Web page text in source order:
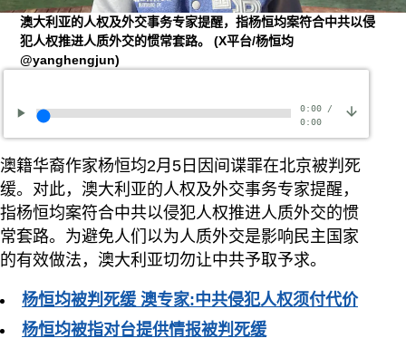
澳大利亚的人权及外交事务专家提醒，指杨恒均案符合中共以侵
犯人权推进人质外交的惯常套路。(X平台/杨恒均
@yanghengjun)
0:00/
0:00
澳籍华裔作家杨恒均2月5日因间谍罪在北京被判死
缓。对此，澳大利亚的人权及外交事务专家提醒，
指杨恒均案符合中共以侵犯人权推进人质外交的惯
常套路。为避免人们以为人质外交是影响民主国家
的有效做法，澳大利亚切勿让中共予取予求。
杨恒均被判死缓 澳专家:中共侵犯人权须付代价
杨恒均被指对台提供情报被判死缓